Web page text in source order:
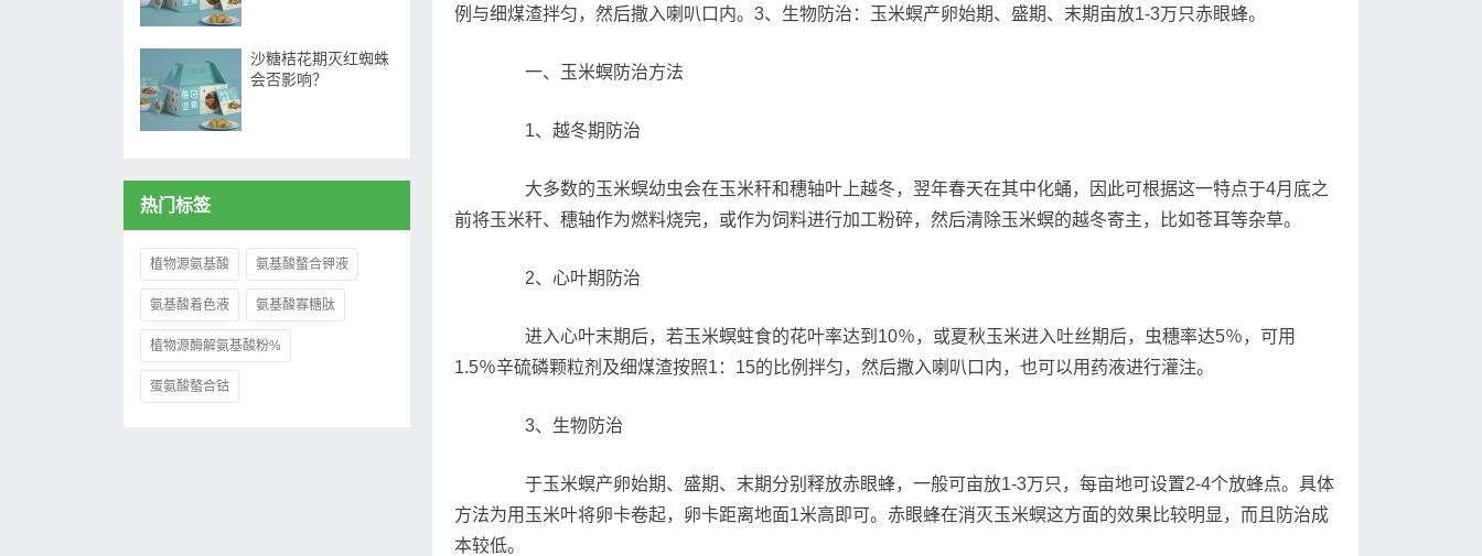
例与细煤渣拌匀，然后撒入喇叭口内。3、生物防治：玉米螟产卵始期、盛期、末期亩放1-3万只赤眼蜂。
一、玉米螟防治方法
1、越冬期防治
大多数的玉米螟幼虫会在玉米秆和穗轴叶上越冬，翌年春天在其中化蛹，因此可根据这一特点于4月底之
前将玉米秆、穗轴作为燃料烧完，或作为饲料进行加工粉碎，然后清除玉米螟的越冬寄主，比如苍耳等杂草。
2、心叶期防治
进入心叶末期后，若玉米螟蛀食的花叶率达到10％，或夏秋玉米进入吐丝期后，虫穗率达5％，可用
1.5％辛硫磷颗粒剂及细煤渣按照1：15的比例拌匀，然后撒入喇叭口内，也可以用药液进行灌注。
3、生物防治
于玉米螟产卵始期、盛期、末期分别释放赤眼蜂，一般可亩放1-3万只，每亩地可设置2-4个放蜂点。具体
方法为用玉米叶将卵卡卷起，卵卡距离地面1米高即可。赤眼蜂在消灭玉米螟这方面的效果比较明显，而且防治成
本较低。
沙糖桔花期灭红蜘蛛
会否影响？
热门标签
植物源氨基酸 氨基酸螯合钾液
氨基酸着色液 氨基酸寡糖肽
植物源酶解氨基酸粉%
蛋氨酸螯合钴